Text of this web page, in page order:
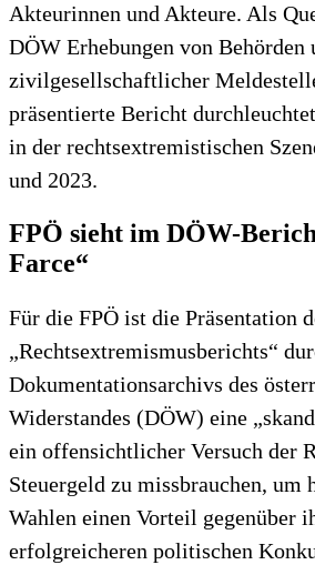
Akteurinnen und Akteure. Als
DÖW Erhebungen von Behörden
zivilgesellschaftlicher
präsentierte Bericht
in der rechtsextremistischen
und 2023.
FPÖ sieht im DÖW-
Farce“
Für die FPÖ ist die Präsentation
„Rechtsextremismusberichts“
Dokumentationsarchivs des
Widerstandes (DÖW) eine
ein offensichtlicher Versuch der
Steuergeld zu missbrauchen,
Wahlen einen Vorteil gegenüber
erfolgreicheren politischen